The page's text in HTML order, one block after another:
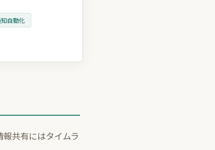
自動化
共有にはタイムラ